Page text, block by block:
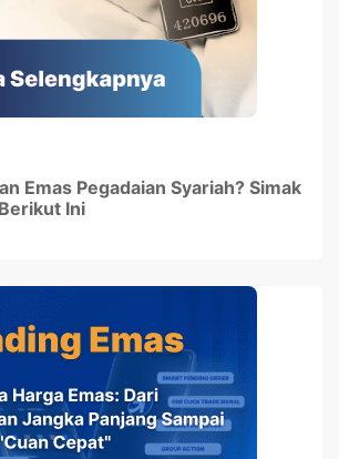
Emas Pegadaian Syariah? Simak
Ini